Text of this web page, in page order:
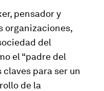
pensador y
organizaciones,
del
el “padre del
claves para ser un
de la